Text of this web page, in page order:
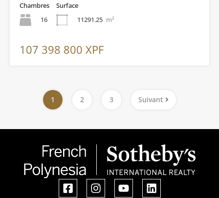
Chambres
16
Surface
11291.25 m²
107 398 800 XPF
1 2 3 Suivant